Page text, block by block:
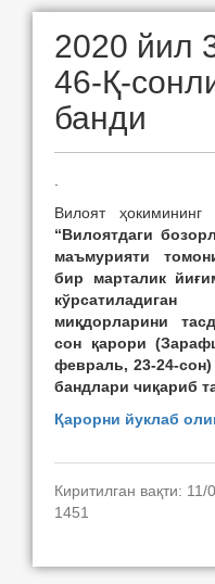
2020 йил
46-Қ-
банди
Вилоят ҳокимининг
“Вилоятдаги
маъмурияти
бир марталик
миқдорларини
сон қарори
февраль, 23-24-сон)
бандлари чиқариб
Қарорни йуклаб
Киритилган вақти:
1451